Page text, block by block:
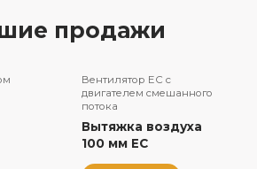
продажи
Вентилятор EC с
двигателем смешанного
потока
Вытяжка воздуха
100 мм EC